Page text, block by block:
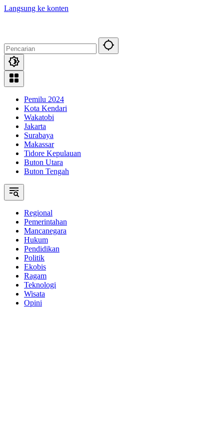
Langsung ke konten
Pemilu 2024
Kota Kendari
Wakatobi
Jakarta
Surabaya
Makassar
Tidore Kepulauan
Buton Utara
Buton Tengah
Regional
Pemerintahan
Mancanegara
Hukum
Pendidikan
Politik
Ekobis
Ragam
Teknologi
Wisata
Opini